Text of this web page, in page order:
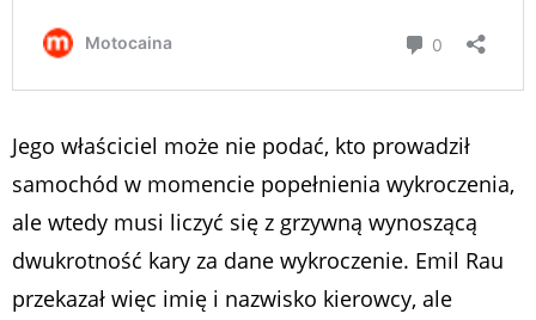
Jego właściciel może nie podać, kto prowadził
samochód w momencie popełnienia wykroczenia,
ale wtedy musi liczyć się z grzywną wynoszącą
dwukrotność kary za dane wykroczenie. Emil Rau
przekazał więc imię i nazwisko kierowcy, ale